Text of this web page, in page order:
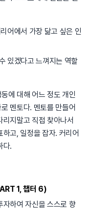
어에서 가장 닮고 싶은 인
있겠다고 느껴지는 역할
에 대해 어느 정도 개인
멘토다. 멘토를 만들어
지말고 직접 찾아나서
고, 일정을 잡자. 커리어
다.
1, 챕터 6)
자하여 자신을 스스로 향